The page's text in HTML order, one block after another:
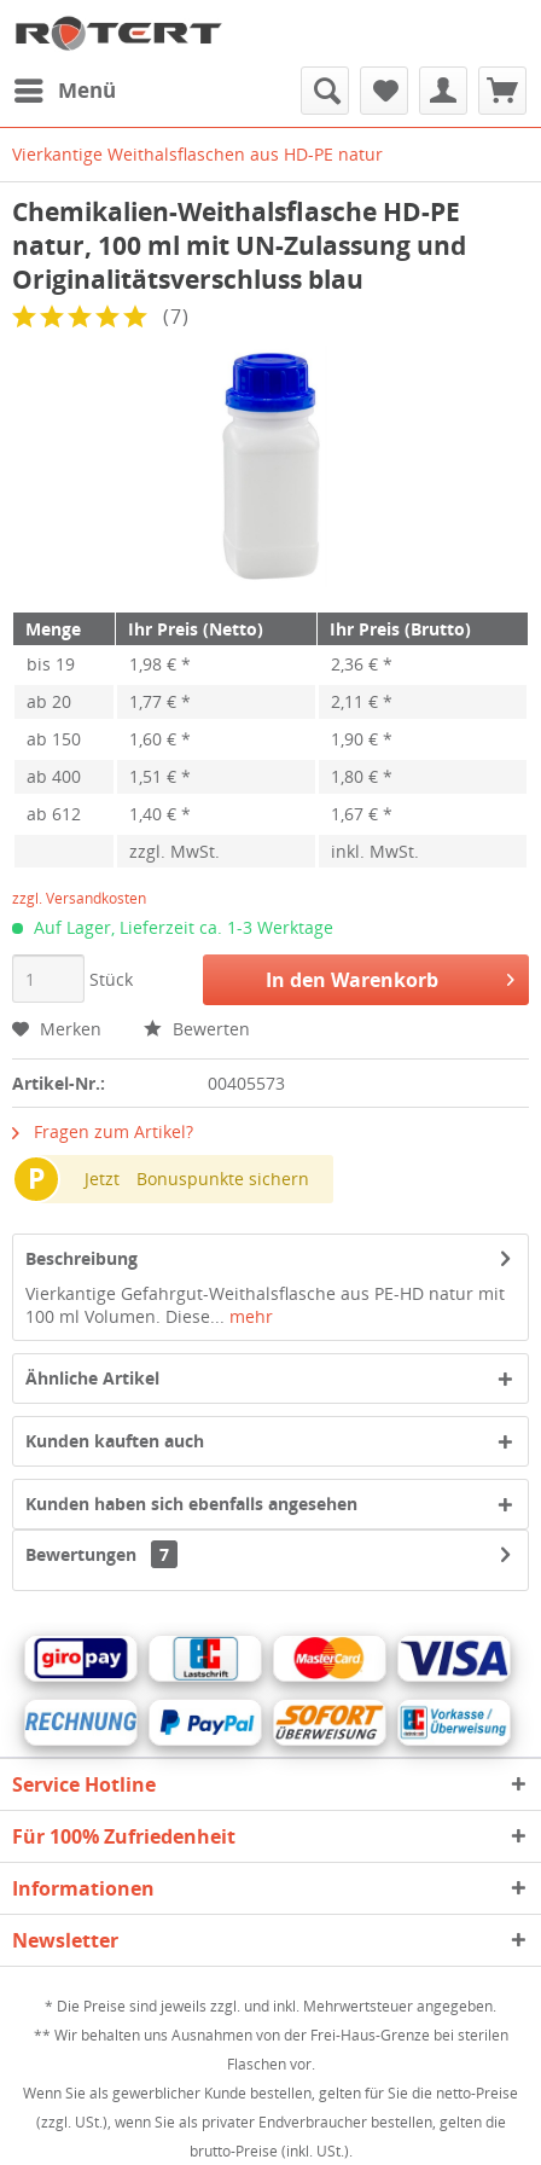
Menü
Vierkantige Weithalsflaschen aus HD-PE natur
Chemikalien-Weithalsflasche HD-PE
natur, 100 ml mit UN-Zulassung und
Originalitätsverschluss blau
(7)
Menge Ihr Preis (Netto)
Ihr Preis (Brutto)
bis 19 1,98 € *
2,36 € *
ab 20 1,77 € *
2,11 € *
ab 150 1,60 € *
1,90 € *
ab 400 1,51 € *
1,80 € *
ab 612 1,40 € *
1,67 € *
zzgl. MwSt.
inkl. MwSt.
zzgl. Versandkosten
Auf Lager, Lieferzeit ca. 1-3 Werktage
Stück In den Warenkorb
Merken Bewerten
Artikel-Nr.: 00405573
Fragen zum Artikel?
P Jetzt Bonuspunkte sichern
Beschreibung
Vierkantige Gefahrgut-Weithalsflasche aus PE-HD natur mit
100 ml Volumen. Diese... mehr
Ähnliche Artikel
Kunden kauften auch
Kunden haben sich ebenfalls angesehen
Bewertungen 7
Service Hotline
Für 100% Zufriedenheit
Informationen
Newsletter
* Die Preise sind jeweils zzgl. und inkl. Mehrwertsteuer angegeben.
** Wir behalten uns Ausnahmen von der Frei-Haus-Grenze bei sterilen
Flaschen vor.
Wenn Sie als gewerblicher Kunde bestellen, gelten für Sie die netto-Preise
(zzgl. USt.), wenn Sie als privater Endverbraucher bestellen, gelten die
brutto-Preise (inkl. USt.).